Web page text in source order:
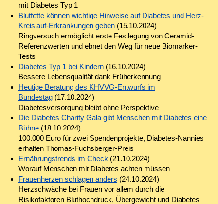
mit Diabetes Typ 1
Blutfette können wichtige Hinweise auf Diabetes und Herz-
Kreislauf-Erkrankungen geben(15.10.2024)
Ringversuch ermöglicht erste Festlegung von Ceramid-
Referenzwerten und ebnet den Weg für neue Biomarker-
Tests
Diabetes Typ 1 bei Kindern(16.10.2024)
Bessere Lebensqualität dank Früherkennung
Heutige Beratung des KHVVG-Entwurfs im
Bundestag(17.10.2024)
Diabetesversorgung bleibt ohne Perspektive
Die Diabetes Charity Gala gibt Menschen mit Diabetes eine
Bühne(18.10.2024)
100.000 Euro für zwei Spendenprojekte, Diabetes-Nannies
erhalten Thomas-Fuchsberger-Preis
Ernährungstrends im Check (21.10.2024)
Worauf Menschen mit Diabetes achten müssen
Frauenherzen schlagen anders (24.10.2024)
Herzschwäche bei Frauen vor allem durch die
Risikofaktoren Bluthochdruck, Übergewicht und Diabetes